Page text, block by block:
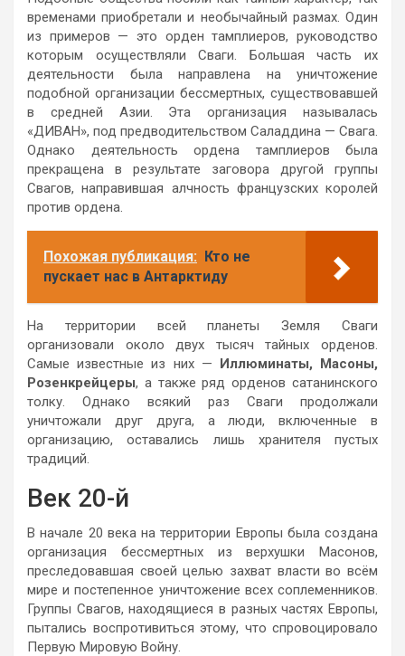
временами приобретали и необычайный размах. Один
из примеров — это орден тамплиеров, руководство
которым осуществляли Сваги. Большая часть их
деятельности была направлена на уничтожение
подобной организации бессмертных, существовавшей
в средней Азии. Эта организация называлась
«ДИВАН», под предводительством Саладдина — Свага.
Однако деятельность ордена тамплиеров была
прекращена в результате заговора другой группы
Свагов, направившая алчность французских королей
против ордена.
Похожая публикация: Кто не
пускает нас в Антарктиду
На территории всей планеты Земля Сваги
организовали около двух тысяч тайных орденов.
Самые известные из них — Иллюминаты, Масоны,
Розенкрейцеры, а также ряд орденов сатанинского
толку. Однако всякий раз Сваги продолжали
уничтожали друг друга, а люди, включенные в
организацию, оставались лишь хранителя пустых
традиций.
Век 20-й
В начале 20 века на территории Европы была создана
организация бессмертных из верхушки Масонов,
преследовавшая своей целью захват власти во всём
мире и постепенное уничтожение всех соплеменников.
Группы Свагов, находящиеся в разных частях Европы,
пытались воспротивиться этому, что спровоцировало
Первую Мировую Войну.